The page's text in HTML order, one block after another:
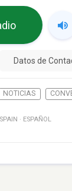
Datos de
NOTICIAS
SPAIN · ESPAÑOL